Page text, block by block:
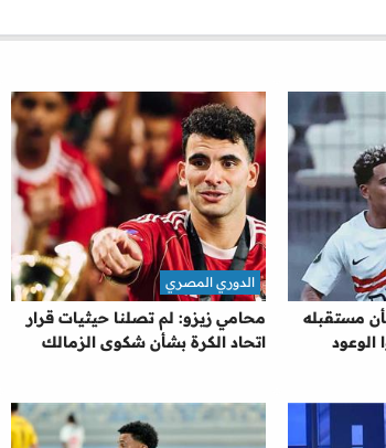
مستقبله
الوعود
محامي زيزو: لم تصلنا حيثيات قرار
اتحاد الكرة بشأن شكوى الزمالك
الدوري المصري